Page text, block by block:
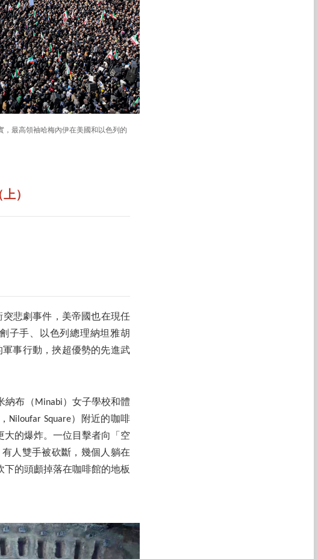
，最高領袖哈梅內伊在美國和以色列的
）
突悲劇事件，美帝國也在現任
子手、以色列總理納坦雅胡
軍事行動，挾超優勢的先進武
納布（Minabi）女子學校和體
Niloufar Square）附近的咖啡
的爆炸。一位目擊者向「空
人雙手被砍斷，幾個人躺在
的頭顱掉落在咖啡館的地板